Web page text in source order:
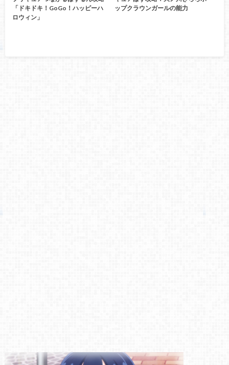
「ドキドキ！GoGo！ハッピーハ
ロウィン」
ップクラウンガールの能力